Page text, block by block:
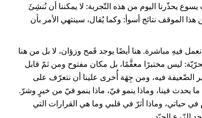
يحذّرنا اليوم من هذه التّجربة: لا يمكننا أن نُنشِئَ
هذا الموقف نتائج أسوأ: وكما يُقال، سينتهي الأمر بأن
فيهِ مباشرة. هنا أيضًا يوجد قَمح وزؤان، لا بل من هنا
ليس مختبرًا معقَّمًا، بل مكان مفتوح ومن ثمّ قابل
الضّعيفة فيه، ومن جِهَة أُخرى علينا أن نتعرّف على
يحدث فينا، وماذا ينمو فيّ، ماذا ينمو فيّ من خيرٍ وشرّ.
حياتي، وماذا أثرّ في قلبي وما هي القرارات التي